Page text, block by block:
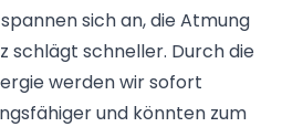
sich an, die Atmung
schlägt schneller. Durch die
werden wir sofort
und könnten zum